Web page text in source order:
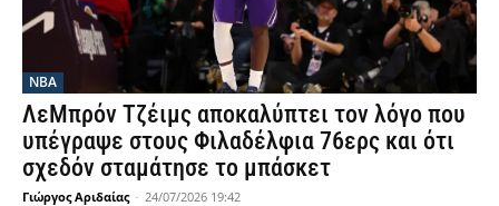
NBA
ΛεΜπρόν Τζέιμς αποκαλύπτει τον λόγο που
υπέγραψε στους Φιλαδέλφια 76ερς και ότι
σχεδόν σταμάτησε το μπάσκετ
Γιώργος Αριδαίας - 24/07/2026 19:42